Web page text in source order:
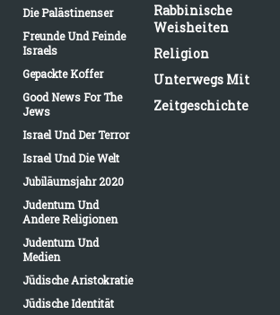
Die Palästinenser
Freunde Und Feinde
Israels
Gepackte Koffer
Good News For The
Jews
Israel Und Der Terror
Israel Und Die Welt
Jubiläumsjahr 2020
Judentum Und
Andere Religionen
Judentum Und
Medien
Jüdische Aristokratie
Jüdische Identität
Rabbinische
Weisheiten
Religion
Unterwegs Mit
Zeitgeschichte